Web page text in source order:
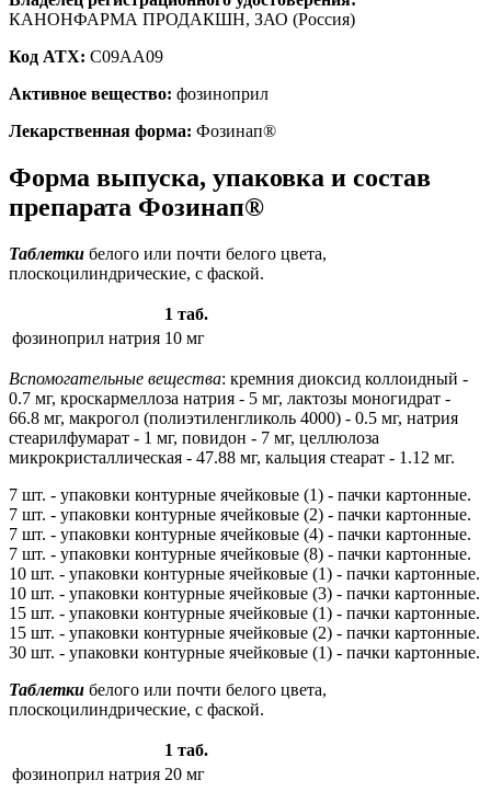
КАНОНФАРМА ПРОДАКШН, ЗАО (Россия)
Код ATX: C09AA09
Активное вещество: фозиноприл
Лекарственная форма: Фозинап®
Форма выпуска, упаковка и состав
препарата Фозинап®
Таблетки белого или почти белого цвета,
плоскоцилиндрические, с фаской.
1 таб.
фозиноприл натрия 10 мг
Вспомогательные вещества: кремния диоксид коллоидный -
0.7 мг, кроскармеллоза натрия - 5 мг, лактозы моногидрат -
66.8 мг, макрогол (полиэтиленгликоль 4000) - 0.5 мг, натрия
стеарилфумарат - 1 мг, повидон - 7 мг, целлюлоза
микрокристаллическая - 47.88 мг, кальция стеарат - 1.12 мг.
7 шт. - упаковки контурные ячейковые (1) - пачки картонные.
7 шт. - упаковки контурные ячейковые (2) - пачки картонные.
7 шт. - упаковки контурные ячейковые (4) - пачки картонные.
7 шт. - упаковки контурные ячейковые (8) - пачки картонные.
10 шт. - упаковки контурные ячейковые (1) - пачки картонные.
10 шт. - упаковки контурные ячейковые (3) - пачки картонные.
15 шт. - упаковки контурные ячейковые (1) - пачки картонные.
15 шт. - упаковки контурные ячейковые (2) - пачки картонные.
30 шт. - упаковки контурные ячейковые (1) - пачки картонные.
Таблетки белого или почти белого цвета,
плоскоцилиндрические, с фаской.
1 таб.
фозиноприл натрия 20 мг